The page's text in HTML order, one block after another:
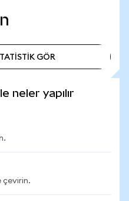
GÖR
neler yapılır
çevirin.